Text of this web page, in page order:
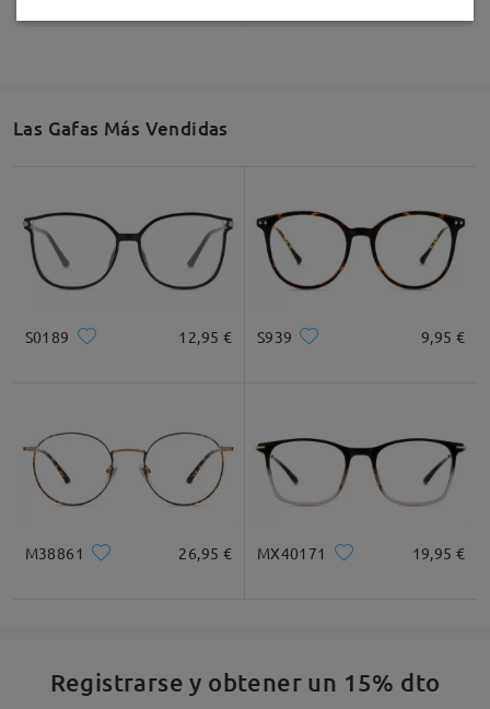
Las Gafas Más Vendidas
S0189 12,95 € S939 9,95 €
M38861 26,95 € MX40171 19,95 €
Registrarse y obtener un 15% dto